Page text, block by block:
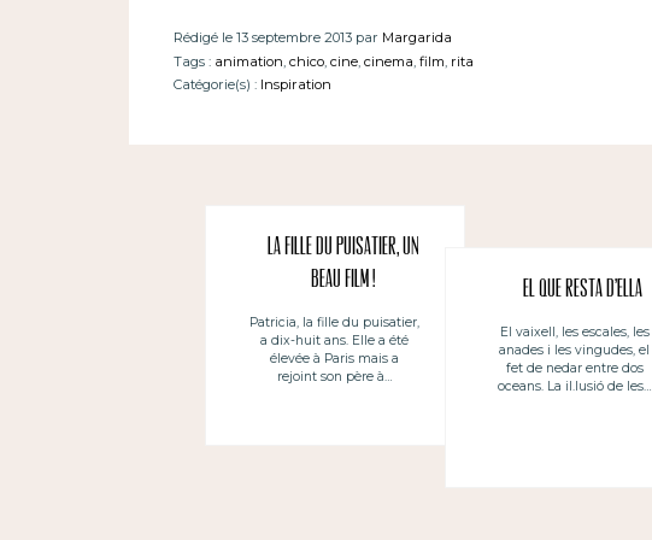
Rédigé le 13 septembre 2013 par Margarida
Tags : animation, chico, cine, cinema, film, rita
Catégorie(s) : Inspiration
La fille du puisatier, un
beau film !
Patricia, la fille du puisatier,
a dix-huit ans. Elle a été
élevée à Paris mais a
rejoint son père à…
El que resta d’ella
El vaixell, les escales, les
anades i les vingudes, el
fet de nedar entre dos
oceans. La il.lusió de les…